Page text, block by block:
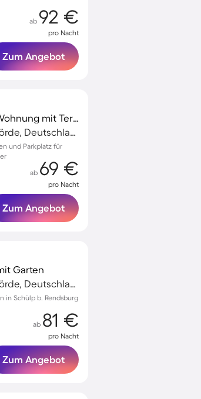
ab 92 €
pro Nacht
Zum Angebot
Kinderfreundliche wunderschöne Wohnung mit Terrasse, Grill und Garten | Hunde erlaubt
Osterrönfeld, Rendsburg-Eckernförde, Deutschland
und Parkplatz für
ab 69 €
pro Nacht
Zum Angebot
Garten
Osterrönfeld, Rendsburg-Eckernförde, Deutschland
in Schülp b. Rendsburg
ab 81 €
pro Nacht
Zum Angebot